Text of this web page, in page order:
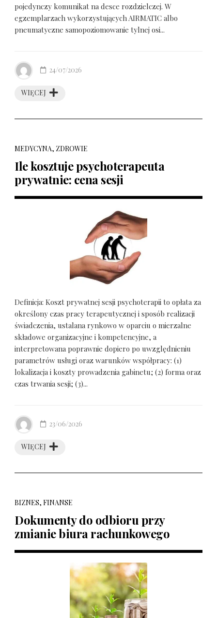
pojedynczy komunikat na desce rozdzielczej. W
egzemplarzach wykorzystujących AIRMATIC albo
pneumatyczne samopoziomowanie tylnej osi...
WIĘCEJ
24/07/2026
MEDYCYNA, ZDROWIE
Ile kosztuje psychoterapeuta
prywatnie: cena sesji
Definicja: Koszt prywatnej sesji psychoterapii to opłata za
określony czas pracy terapeutycznej i sposób realizacji
świadczenia, ustalana rynkowo w oparciu o mierzalne
składowe organizacyjne i kompetencyjne, a
interpretowana poprawnie dopiero po uwzględnieniu
parametrów usługi oraz warunków współpracy: (1)
lokalizacja i koszty prowadzenia gabinetu; (2) forma oraz
czas trwania sesji; (3)...
WIĘCEJ
23/06/2026
BIZNES, FINANSE
Dokumenty do odbioru przy
zmianie biura rachunkowego